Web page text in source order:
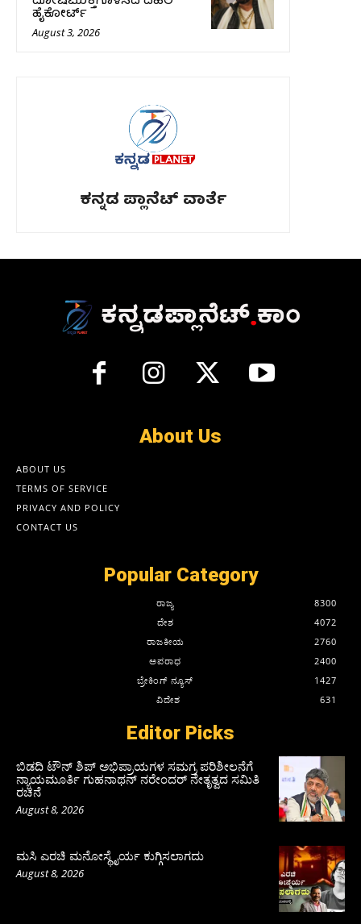
ಹೈಕೋರ್ಟ್‌
August 3, 2026
ಕನ್ನಡ ಪ್ಲಾನೆಟ್ ವಾರ್ತೆ
About Us
ABOUT US
TERMS OF SERVICE
PRIVACY AND POLICY
CONTACT US
Popular Category
ರಾಜ್ಯ
8300
ದೇಶ
4072
ರಾಜಕೀಯ
2760
ಅಪರಾಧ
2400
ಬ್ರೇಕಿಂಗ್ ನ್ಯೂಸ್
1427
ವಿದೇಶ
631
Editor Picks
ಬಿಡದಿ ಟೌನ್ ಶಿಪ್ ಅಭಿಪ್ರಾಯಗಳ ಸಮಗ್ರ ಪರಿಶೀಲನೆಗೆ
ನ್ಯಾಯಮೂರ್ತಿ ಗುಹನಾಥನ್ ನರೇಂದರ್ ನೇತೃತ್ವದ ಸಮಿತಿ
ರಚನೆ
August 8, 2026
ಮಸಿ ಎರಚಿ ಮನೋಸ್ಥೈರ್ಯ ಕುಗ್ಗಿಸಲಾಗದು
August 8, 2026